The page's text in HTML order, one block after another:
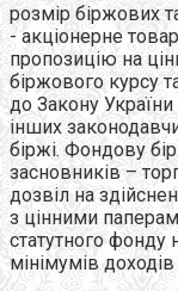
розмір біржових
- акціонерне
пропозицію на
біржового курсу
до Закону
інших
біржі. Фондову
засновників –
дозвіл на
з цінними
статутного
мінімумів